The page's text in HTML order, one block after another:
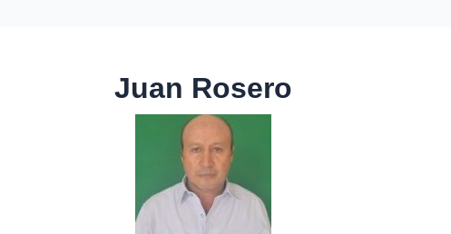
Juan Rosero